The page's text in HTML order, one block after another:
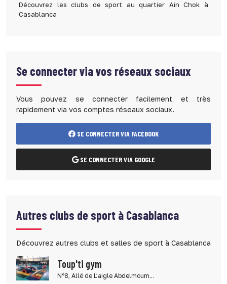
Découvrez les clubs de sport au quartier Ain Chok à
Casablanca
Se connecter via vos réseaux sociaux
Vous pouvez se connecter facilement et très
rapidement via vos comptes réseaux sociaux.
SE CONNECTER VIA FACEBOOK
SE CONNECTER VIA GOOGLE
Autres clubs de sport à Casablanca
Découvrez autres clubs et salles de sport à Casablanca
Toup'ti gym
N°8, Allé de L’aigle Abdelmoum...